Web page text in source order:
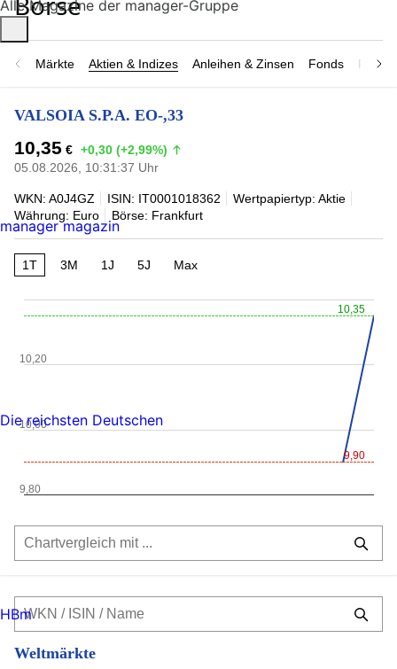
Märkte Aktien & Indizes Anleihen & Zinsen Fonds
VALSOIA S.P.A. EO-,33
10,35 € +0,30 (+2,99%)
05.08.2026, 10:31:37 Uhr
WKN: A0J4GZ ISIN: IT0001018362
Wertpapiertyp: Aktie
Währung: Euro
Börse: Frankfurt
1T 3M 1J 5J Max
10,35
9,90
9,80
10,00
10,20
Weltmärkte
Alle Magazine der manager-Gruppe
manager magazin
Die reichsten Deutschen
HBm